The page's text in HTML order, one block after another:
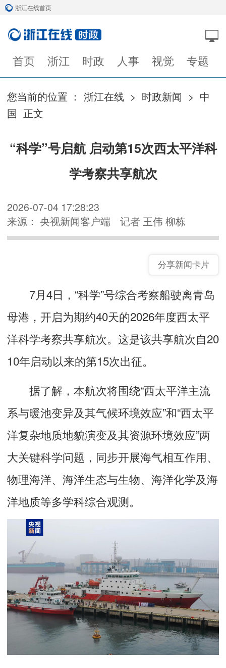
浙江在线首页
首页 浙江 时政 人事 视觉 专题
您当前的位置 ： 浙江在线 > 时政新闻 > 中
国 正文
“科学”号启航 启动第15次西太平洋科
学考察共享航次
2026-07-04 17:28:23
来源： 央视新闻客户端
记者 王伟 柳栋
分享新闻卡片
7月4日，“科学”号综合考察船驶离青岛
母港，开启为期约40天的2026年度西太平
洋科学考察共享航次。这是该共享航次自20
10年启动以来的第15次出征。
据了解，本航次将围绕“西太平洋主流
系与暖池变异及其气候环境效应”和“西太平
洋复杂地质地貌演变及其资源环境效应”两
大关键科学问题 ，同步开展海气相互作用、
物理海洋、海洋生态与生物、海洋化学及海
洋地质等多学科综合观测。